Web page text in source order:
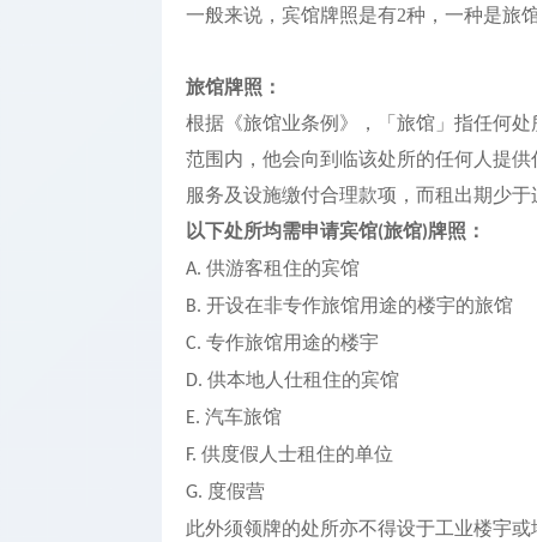
公司
牌照
海外银行
开户
公司银行
开户
知识产权
一般来说，宾馆牌照是有2种，一种是旅
旅馆牌照：
根据《旅馆业条例》，「旅馆」指任何
范围内，他会向到临该处所的任何人提
服务及设施缴付合理款项，而租出期少于
以下处所均需申请宾馆(旅馆)牌照：
A. 供游客租住的宾馆
B. 开设在非专作旅馆用途的楼宇的旅馆
C. 专作旅馆用途的楼宇
D. 供本地人仕租住的宾馆
E. 汽车旅馆
F. 供度假人士租住的单位
G. 度假营
此外须领牌的处所亦不得设于工业楼宇或